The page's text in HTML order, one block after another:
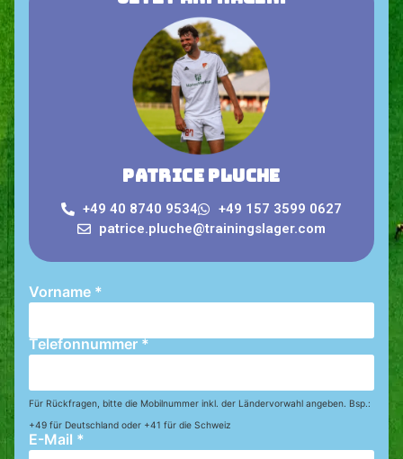
Patrice Pluche
+49 40 8740 9534
+49 157 3599 0627
patrice.pluche@trainingslager.com
Vorname *
Telefonnummer*
Für Rückfragen, bitte die Mobilnummer inkl. der Ländervorwahl angeben. Bsp.:
+49 für Deutschland oder +41 für die Schweiz
E-Mail *